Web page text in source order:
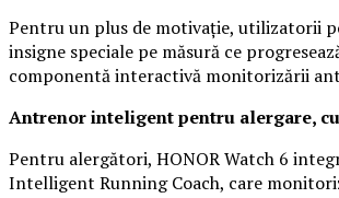
Pentru un plus de motivație, utilizatorii
insigne speciale pe măsură ce
componentă interactivă monitorizării
Antrenor inteligent pentru alergare,
Pentru alergători, HONOR Watch 6
Intelligent Running Coach, care